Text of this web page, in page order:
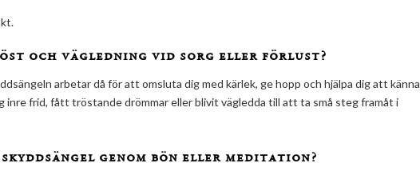
och vägledning vid sorg eller förlust?
arbetar då för att omsluta dig med kärlek, ge hopp och hjälpa dig att känna
frid, fått tröstande drömmar eller blivit vägledda till att ta små steg framåt i
genom bön eller meditation?